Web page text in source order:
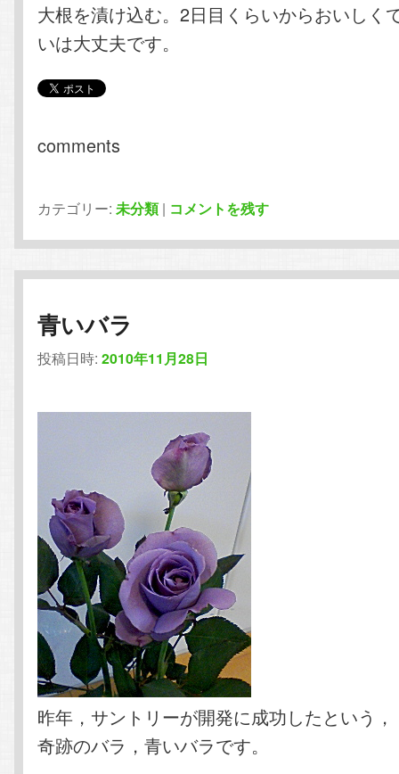
大根を漬け込む。2日目くらいからおいしく
いは大丈夫です。
comments
カテゴリー: 未分類 | コメントを残す
青いバラ
投稿日時:2010年11月28日
昨年，サントリーが開発に成功したという，
奇跡のバラ，青いバラです。